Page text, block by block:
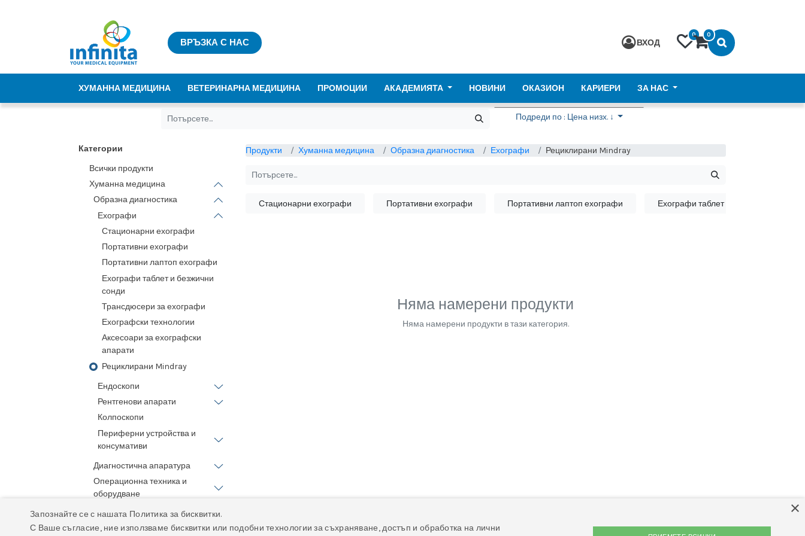
ВРЪЗКА С НАС ВХОД
0 0
ХУМАННА МЕДИЦИНА ВЕТЕРИНАРНА МЕДИЦИНА ПРОМОЦИИ АКАДЕМИЯТА НОВИНИ ОКАЗИОН КАРИЕРИ ЗА НАС
Подреди по : Цена низх. ↓
Категории
Всички продукти
Хуманна медицина
Образна диагностика
Ехографи
Стационарни ехографи
Портативни ехографи
Портативни лаптоп ехографи
Ехографи таблет и безжични
сонди
Трансдюсери за ехографи
Ехографски технологии
Аксесоари за ехографски
апарати
Рециклирани Mindray
Ендоскопи
Рентгенови апарати
Колпоскопи
Периферни устройства и
консумативи
Диагностична апаратура
Операционна техника и
оборудване
Медицинско и болнично
Продукти Хуманна медицина Образна диагностика Ехографи Рециклирани Mindray
Стационарни ехографи Портативни ехографи Портативни лаптоп ехографи Ехографи таблет и безжични сонди
Няма намерени продукти
Няма намерени продукти в тази категория.
×
Запознайте се с нашата Политика за бисквитки.
С Ваше съгласие, ние използваме бисквитки или подобни технологии за съхраняване, достъп и обработка на лични